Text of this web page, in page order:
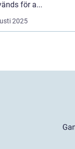
för a...
2025